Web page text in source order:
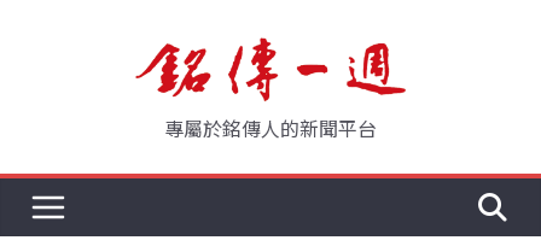
專屬於銘傳人的新聞平台